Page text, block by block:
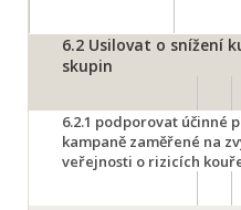
6.2 Usilovat o snížení
skupin
6.2.1 podporovat účinné
kampaně zaměřené na
veřejnosti o rizicích